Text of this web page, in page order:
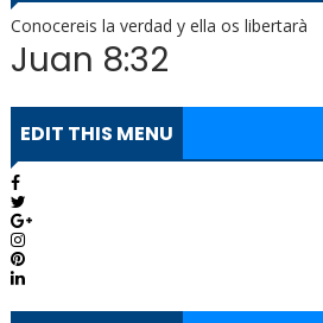
Conocereis la verdad y ella os libertarà
Juan 8:32
EDIT THIS MENU